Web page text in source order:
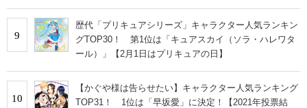
9
歴代「プリキュアシリーズ」キャラクター人気ランキン
グTOP30！ 第1位は「キュアスカイ（ソラ・ハレワタ
ール）」【2月1日はプリキュアの日】
10
【かぐや様は告らせたい】キャラクター人気ランキング
TOP31！ 1位は「早坂愛」に決定！【2021年投票結